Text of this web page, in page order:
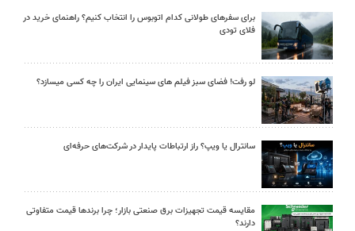
برای سفرهای طولانی کدام اتوبوس را انتخاب کنیم؟ راهنمای خرید در
فلای تودی
لو رفت! فضای سبز فیلم های سینمایی ایران را چه کسی میسازد؟
سانترال یا ویپ؟ راز ارتباطات پایدار در شرکت‌های حرفه‌ای
مقایسه قیمت تجهیزات برق صنعتی بازار؛ چرا برندها قیمت متفاوتی
دارند؟